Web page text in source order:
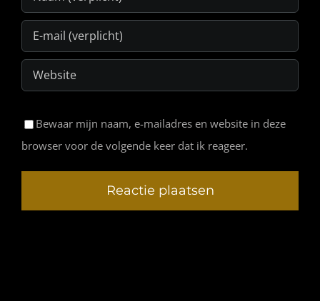
Bewaar mijn naam, e-mailadres en website in deze
browser voor de volgende keer dat ik reageer.